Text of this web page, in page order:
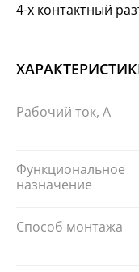
4-х контактный
Рабочий ток, А
Функциональное
назначение
Способ монтажа